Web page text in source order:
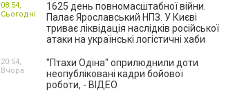
1625 день повномасштабної війни.
Палає Ярославський НПЗ. У Києві
триває ліквідація наслідків російської
атаки на українські логістичні хаби
08:54,
Сьогодні
"Птахи Одіна" оприлюднили доти
неопубліковані кадри бойової
роботи, - ВІДЕО
20:54,
Вчора